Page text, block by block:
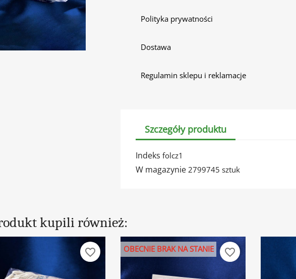
Polityka prywatności
Dostawa
Regulamin sklepu i reklamacje
Szczegóły produktu
Indeks folcz1
W magazynie 2799745 sztuk
kupili również:
favorite_border OBECNIE BRAK NA STANIE favorite_border